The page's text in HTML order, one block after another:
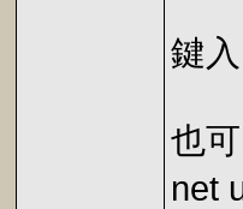
鍵
也
net